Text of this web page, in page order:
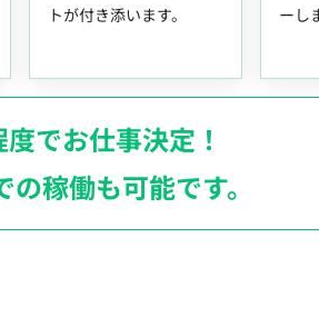
トが付き添います。
ーし
でお仕事決定！
の稼働も可能です。